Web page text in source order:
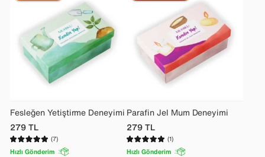
Fesleğen Yetiştirme Deneyimi
279TL
(7)
Hızlı Gönderim
Parafin Jel Mum Deneyimi
279TL
(1)
Hızlı Gönderim